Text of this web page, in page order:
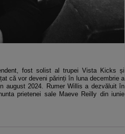
fost solist al trupei Vista Kicks și
că vor deveni părinți în luna decembrie a
august 2024. Rumer Willis a dezvăluit în
prietenei sale Maeve Reilly din iunie